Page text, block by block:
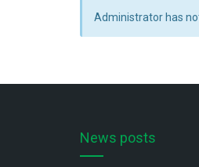
Administrator has
News posts